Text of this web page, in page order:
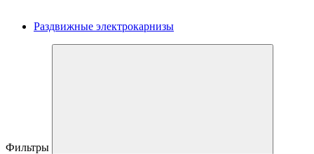
Раздвижные электрокарнизы
Фильтры